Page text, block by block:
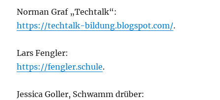
Norman Graf „Techtalk“:
https://techtalk-bildung.blogspot.com/.
Lars Fengler:
https://fengler.schule.
Jessica Goller, Schwamm drüber: